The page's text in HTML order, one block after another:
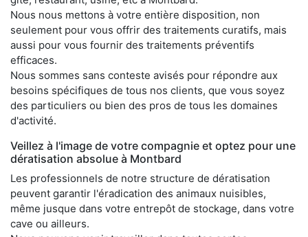
Nous nous mettons à votre entière disposition, non
seulement pour vous offrir des traitements curatifs, mais
aussi pour vous fournir des traitements préventifs
efficaces.
Nous sommes sans conteste avisés pour répondre aux
besoins spécifiques de tous nos clients, que vous soyez
des particuliers ou bien des pros de tous les domaines
d'activité.
Veillez à l'image de votre compagnie et optez pour une
dératisation absolue à Montbard
Les professionnels de notre structure de dératisation
peuvent garantir l'éradication des animaux nuisibles,
même jusque dans votre entrepôt de stockage, dans votre
cave ou ailleurs.